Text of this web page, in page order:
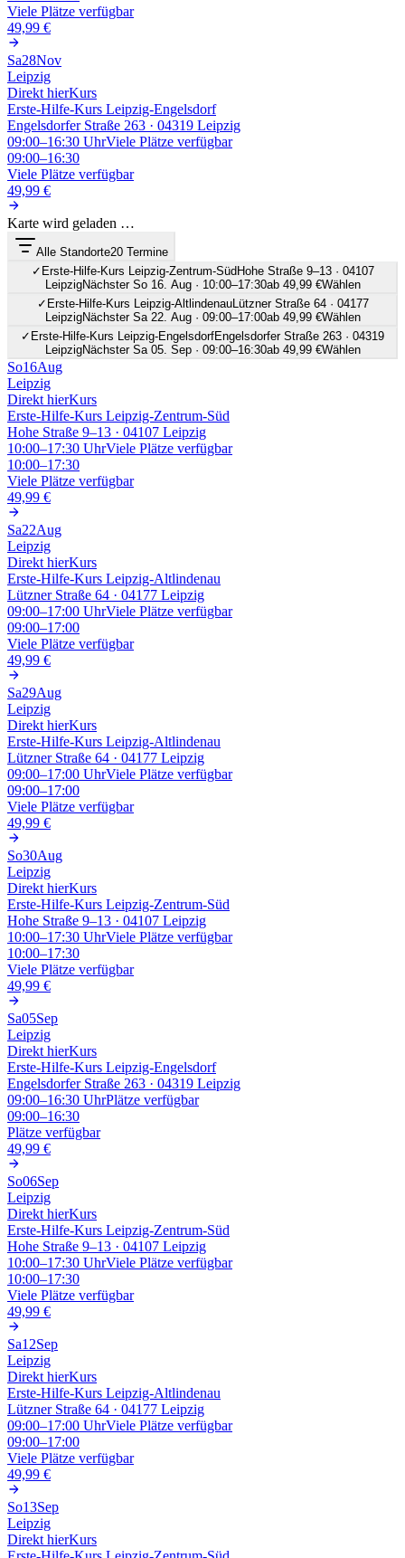
Viele Plätze verfügbar
49,99 €
Sa28Nov
Leipzig
Direkt hierKurs
Erste-Hilfe-Kurs Leipzig-Engelsdorf
Engelsdorfer Straße 263 · 04319 Leipzig
09:00–16:30 UhrViele Plätze verfügbar
09:00–16:30
Viele Plätze verfügbar
49,99 €
Karte wird geladen …
Alle Standorte20 Termine
✓ Erste-Hilfe-Kurs Leipzig-Zentrum-Süd Hohe Straße 9–13 · 04107
LeipzigNächster So 16. Aug · 10:00–17:30ab 49,99 €Wählen
✓ Erste-Hilfe-Kurs Leipzig-AltlindenauLützner Straße 64 · 04177
LeipzigNächster Sa 22. Aug · 09:00–17:00ab 49,99 €Wählen
✓ Erste-Hilfe-Kurs Leipzig-EngelsdorfEngelsdorfer Straße 263 · 04319
LeipzigNächster Sa 05. Sep · 09:00–16:30ab 49,99 €Wählen
So16Aug
Leipzig
Direkt hierKurs
Erste-Hilfe-Kurs Leipzig-Zentrum-Süd
Hohe Straße 9–13 · 04107 Leipzig
10:00–17:30 UhrViele Plätze verfügbar
10:00–17:30
Viele Plätze verfügbar
49,99 €
Sa22Aug
Leipzig
Direkt hierKurs
Erste-Hilfe-Kurs Leipzig-Altlindenau
Lützner Straße 64 · 04177 Leipzig
09:00–17:00 UhrViele Plätze verfügbar
09:00–17:00
Viele Plätze verfügbar
49,99 €
Sa29Aug
Leipzig
Direkt hierKurs
Erste-Hilfe-Kurs Leipzig-Altlindenau
Lützner Straße 64 · 04177 Leipzig
09:00–17:00 UhrViele Plätze verfügbar
09:00–17:00
Viele Plätze verfügbar
49,99 €
So30Aug
Leipzig
Direkt hierKurs
Erste-Hilfe-Kurs Leipzig-Zentrum-Süd
Hohe Straße 9–13 · 04107 Leipzig
10:00–17:30 UhrViele Plätze verfügbar
10:00–17:30
Viele Plätze verfügbar
49,99 €
Sa05Sep
Leipzig
Direkt hierKurs
Erste-Hilfe-Kurs Leipzig-Engelsdorf
Engelsdorfer Straße 263 · 04319 Leipzig
09:00–16:30 UhrPlätze verfügbar
09:00–16:30
Plätze verfügbar
49,99 €
So06Sep
Leipzig
Direkt hierKurs
Erste-Hilfe-Kurs Leipzig-Zentrum-Süd
Hohe Straße 9–13 · 04107 Leipzig
10:00–17:30 UhrViele Plätze verfügbar
10:00–17:30
Viele Plätze verfügbar
49,99 €
Sa12Sep
Leipzig
Direkt hierKurs
Erste-Hilfe-Kurs Leipzig-Altlindenau
Lützner Straße 64 · 04177 Leipzig
09:00–17:00 UhrViele Plätze verfügbar
09:00–17:00
Viele Plätze verfügbar
49,99 €
So13Sep
Leipzig
Direkt hierKurs